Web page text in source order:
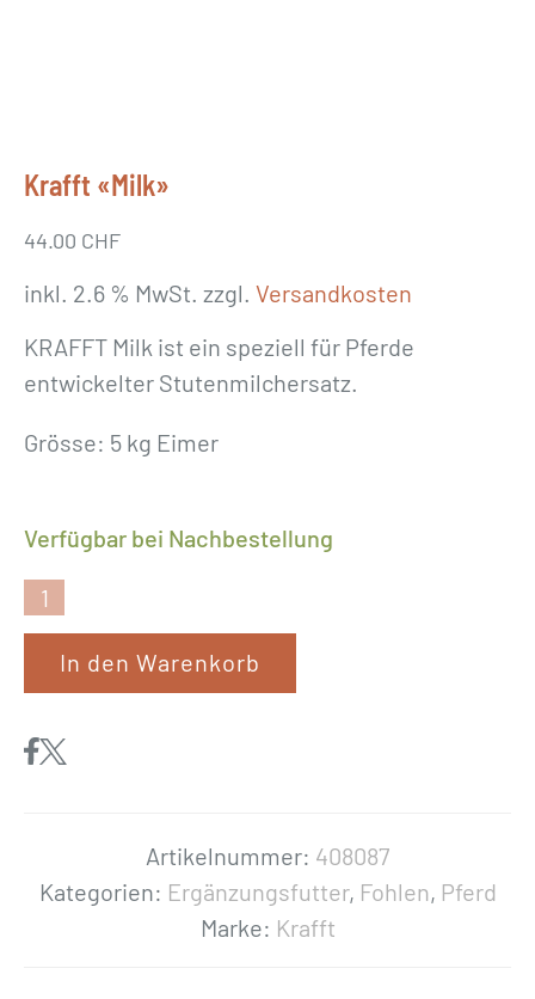
Krafft «Milk»
44.00 CHF
inkl. 2.6 % MwSt. zzgl. Versandkosten
KRAFFT Milk ist ein speziell für Pferde
entwickelter Stutenmilchersatz.
Grösse: 5 kg Eimer
Verfügbar bei Nachbestellung
r
f
In den Warenkorb
Artikelnummer: 408087
Kategorien: Ergänzungsfutter, Fohlen, Pferd
Marke: Krafft